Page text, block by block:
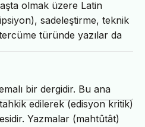
olmak üzere Latin
sadeleştirme, teknik
türünde yazılar da
bir dergidir. Bu ana
edilerek (edisyon kritik)
Yazmalar (mahtûtât)